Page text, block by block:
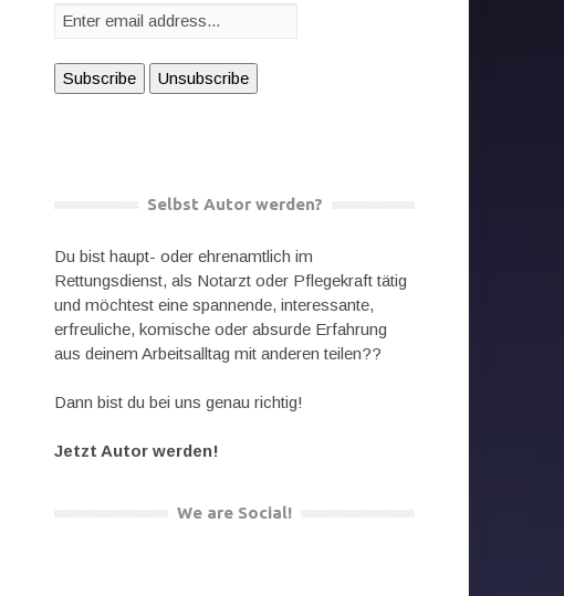
Selbst Autor werden?
Du bist haupt- oder ehrenamtlich im
Rettungsdienst, als Notarzt oder Pflegekraft tätig
und möchtest eine spannende, interessante,
erfreuliche, komische oder absurde Erfahrung
aus deinem Arbeitsalltag mit anderen teilen??
Dann bist du bei uns genau richtig!
Jetzt Autor werden!
We are Social!